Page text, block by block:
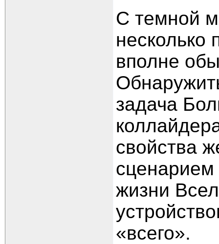
С темной
несколько
вполне
задача
свойства
жизни
«всего».